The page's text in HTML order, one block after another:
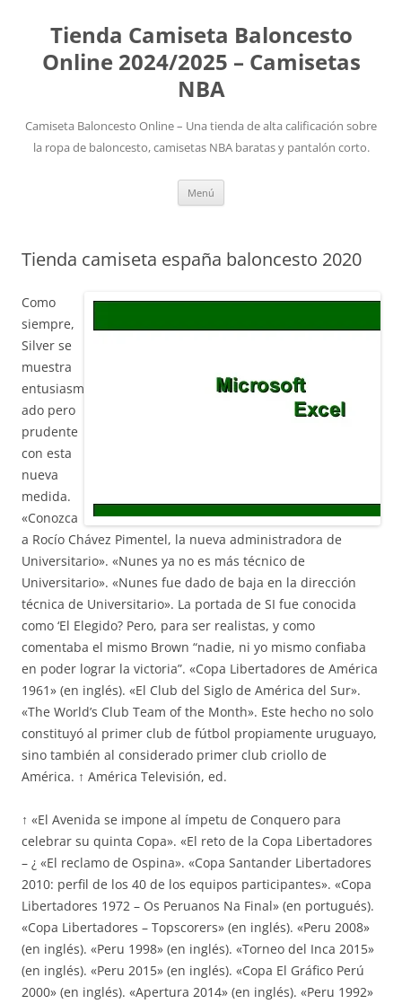
Tienda Camiseta Baloncesto
Online 2024/2025 – Camisetas
NBA
Camiseta Baloncesto Online – Una tienda de alta calificación sobre
la ropa de baloncesto, camisetas NBA baratas y pantalón corto.
Menú
Tienda camiseta españa baloncesto 2020
Como
siempre,
Silver se
muestra
entusiasm
ado pero
prudente
con esta
nueva
medida.
«Conozca
a Rocío Chávez Pimentel, la nueva administradora de
Universitario». «Nunes ya no es más técnico de
Universitario». «Nunes fue dado de baja en la dirección
técnica de Universitario». La portada de SI fue conocida
como ‘El Elegido? Pero, para ser realistas, y como
comentaba el mismo Brown “nadie, ni yo mismo confiaba
en poder lograr la victoria”. «Copa Libertadores de América
1961» (en inglés). «El Club del Siglo de América del Sur».
«The World’s Club Team of the Month». Este hecho no solo
constituyó al primer club de fútbol propiamente uruguayo,
sino también al considerado primer club criollo de
América. ↑ América Televisión, ed.
↑ «El Avenida se impone al ímpetu de Conquero para
celebrar su quinta Copa». «El reto de la Copa Libertadores
– ¿ «El reclamo de Ospina». «Copa Santander Libertadores
2010: perfil de los 40 de los equipos participantes». «Copa
Libertadores 1972 – Os Peruanos Na Final» (en portugués).
«Copa Libertadores – Topscorers» (en inglés). «Peru 2008»
(en inglés). «Peru 1998» (en inglés). «Torneo del Inca 2015»
(en inglés). «Peru 2015» (en inglés). «Copa El Gráfico Perú
2000» (en inglés). «Apertura 2014» (en inglés). «Peru 1992»